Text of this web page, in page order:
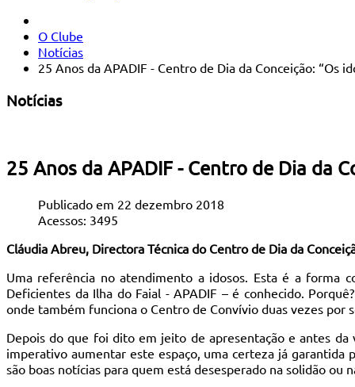
O Clube
Notícias
25 Anos da APADIF - Centro de Dia da Conceição: “Os
Notícias
25 Anos da APADIF - Centro de Dia da
Publicado em 22 dezembro 2018
Acessos: 3495
Cláudia Abreu, Directora Técnica do Centro de Dia da
Uma referência no atendimento a idosos. Esta é a forma
Deficientes da Ilha do Faial - APADIF – é conhecido.
onde também funciona o Centro de Convívio duas vezes por
Depois do que foi dito em jeito de apresentação e antes
imperativo aumentar este espaço, uma certeza já garantida
são boas notícias para quem está desesperado na solidão ou